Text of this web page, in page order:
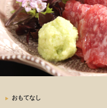
おもてなし